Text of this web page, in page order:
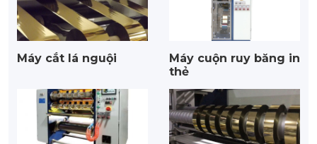
Máy cắt lá nguội
Máy cuộn ruy băng in
thẻ